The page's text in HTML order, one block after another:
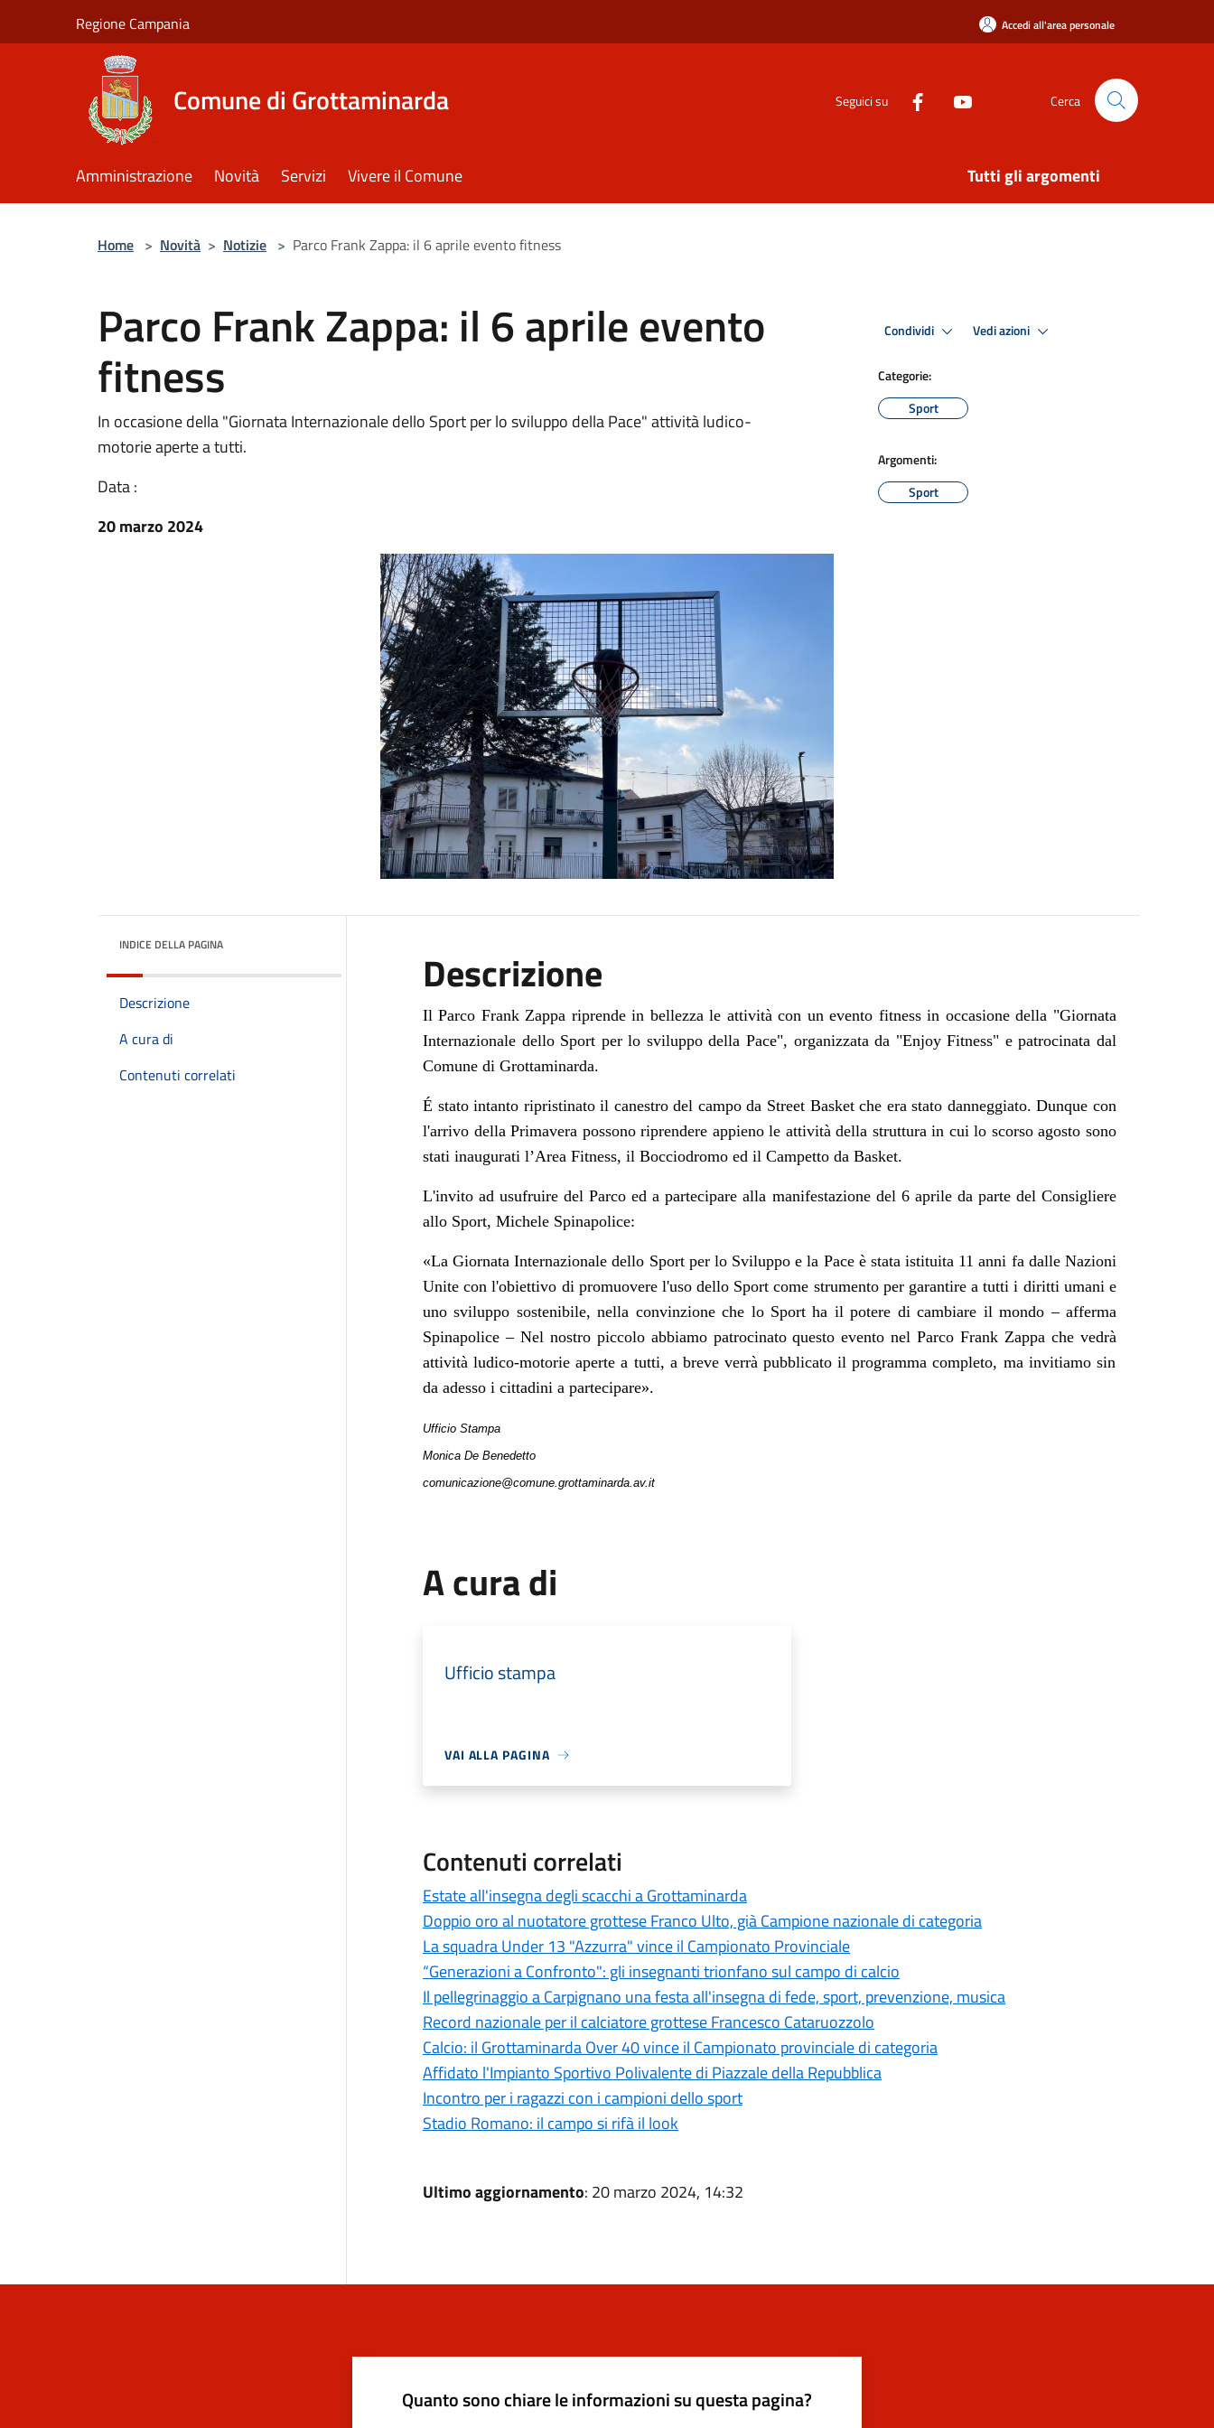
Regione Campania Accedi all'area personale
Comune di Grottaminarda Seguici su Cerca
Amministrazione Novità Servizi Vivere il Comune Tutti gli argomenti
Home > Novità > Notizie > Parco Frank Zappa: il 6 aprile evento fitness
Parco Frank Zappa: il 6 aprile evento
fitness
In occasione della "Giornata Internazionale dello Sport per lo sviluppo della Pace" attività ludico-
motorie aperte a tutti.
Data :
20 marzo 2024
Condividi Vedi azioni
Categorie:
Sport
Argomenti:
Sport
INDICE DELLA PAGINA
Descrizione
A cura di
Contenuti correlati
Descrizione
Il Parco Frank Zappa riprende in bellezza le attività con un evento fitness in occasione della "Giornata
Internazionale dello Sport per lo sviluppo della Pace", organizzata da "Enjoy Fitness" e patrocinata dal
Comune di Grottaminarda.
É stato intanto ripristinato il canestro del campo da Street Basket che era stato danneggiato. Dunque con
l'arrivo della Primavera possono riprendere appieno le attività della struttura in cui lo scorso agosto sono
stati inaugurati l’Area Fitness, il Bocciodromo ed il Campetto da Basket.
L'invito ad usufruire del Parco ed a partecipare alla manifestazione del 6 aprile da parte del Consigliere
allo Sport, Michele Spinapolice:
«La GiornataInternazionale dello Sport per lo Sviluppo e la Pace è stata istituita 11 anni fa dalle Nazioni
Unite con l'obiettivo dipromuovere l'uso dello Sport come strumento per garantire a tutti i diritti umani e
uno sviluppo sostenibile, nella convinzione che lo Sport ha il potere di cambiare il mondo – afferma
Spinapolice – Nel nostro piccolo abbiamo patrocinato questo evento nel Parco Frank Zappa che vedrà
attività ludico-motorie aperte a tutti, a breve verrà pubblicato il programma completo, ma invitiamo sin
da adesso i cittadini a partecipare».
Ufficio Stampa
Monica De Benedetto
comunicazione@comune.grottaminarda.av.it
A cura di
Ufficio stampa
VAI ALLA PAGINA
Contenuti correlati
Estate all'insegna degli scacchi a Grottaminarda
Doppio oro al nuotatore grottese Franco Ulto, già Campione nazionale di categoria
La squadra Under 13 "Azzurra" vince il Campionato Provinciale
“Generazioni a Confronto": gli insegnanti trionfano sul campo di calcio
Il pellegrinaggio a Carpignano una festa all'insegna di fede, sport, prevenzione, musica
Record nazionale per il calciatore grottese Francesco Cataruozzolo
Calcio: il Grottaminarda Over 40 vince il Campionato provinciale di categoria
Affidato l'Impianto Sportivo Polivalente di Piazzale della Repubblica
Incontro per i ragazzi con i campioni dello sport
Stadio Romano: il campo si rifà il look
Ultimo aggiornamento: 20 marzo 2024, 14:32
Quanto sono chiare le informazioni su questa pagina?